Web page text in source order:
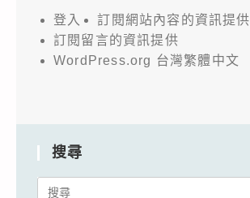
登入
訂閱網站內容的資訊提供
訂閱留言的資訊提供
WordPress.org 台灣繁體中文
搜尋
Search